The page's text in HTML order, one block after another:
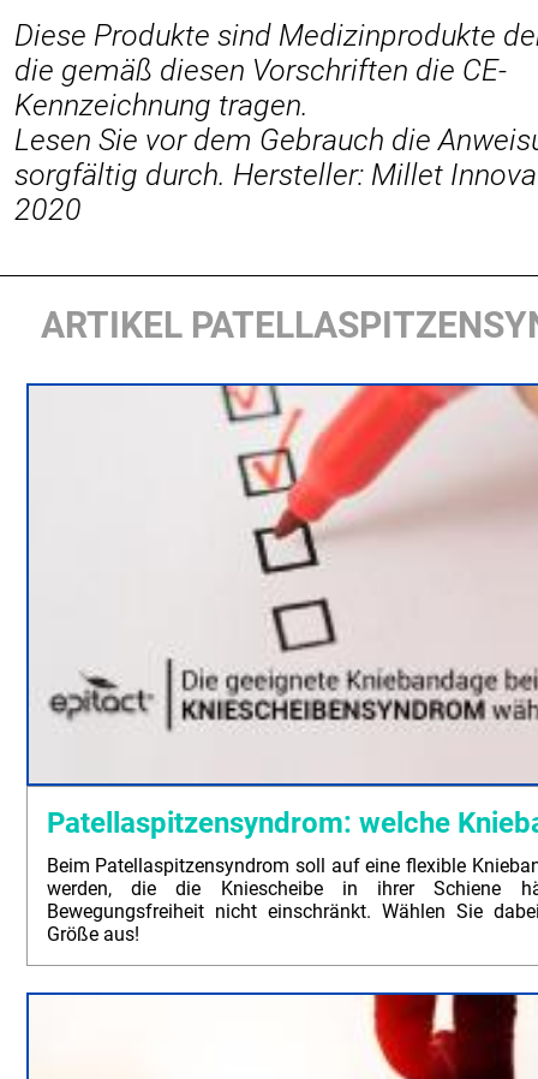
Diese Produkte sind Medizinprodukte
die gemäß diesen Vorschriften die CE-
Kennzeichnung tragen.
Lesen Sie vor dem Gebrauch die
sorgfältig durch. Hersteller: Millet
2020
ARTIKEL
Patellaspitzensyndrom: welche
Beim Patellaspitzensyndrom soll auf eine flexible
werden, die die Kniescheibe in ihrer Schiene
Bewegungsfreiheit nicht einschränkt. Wählen Sie
Größe aus!